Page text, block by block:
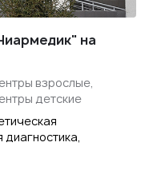
на
взрослые,
детские